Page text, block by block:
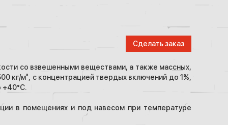
Сделать заказ
со взвешенными веществами, а также массных,
кг/м³, с концентрацией твердых включений до 1%,
+40°С.
в помещениях и под навесом при температуре